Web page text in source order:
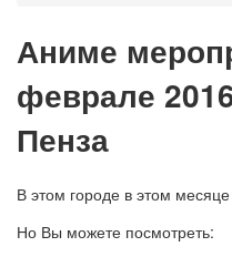
Аниме
феврале
Пенза
В этом городе в этом
Но Вы можете посмотреть: